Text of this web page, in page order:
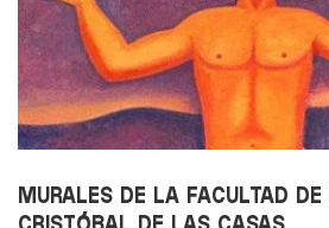
MURALES DE LA FACULTAD
CRISTÓBAL DE LAS CASAS